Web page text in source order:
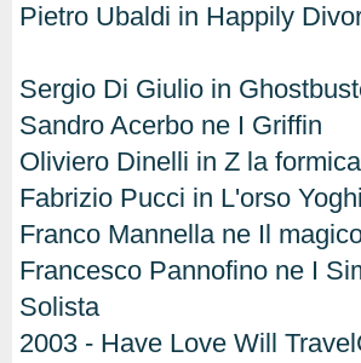
Pietro Ubaldi in Happily
Sergio Di Giulio in
Sandro Acerbo ne I Griffin
Oliviero Dinelli in Z la formica
Fabrizio Pucci in L'orso Yoghi
Franco Mannella ne Il
Francesco Pannofino ne I
Solista
2003 - Have Love Will